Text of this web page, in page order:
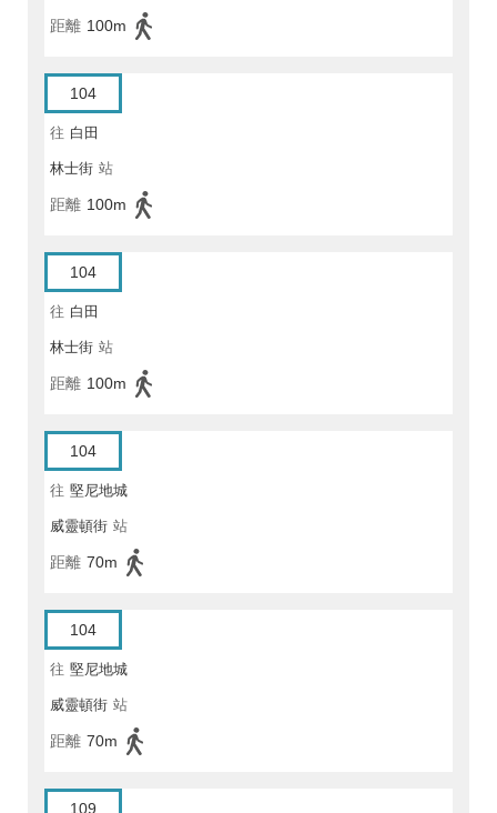
距離 100m
104
往 白田
林士街 站
距離 100m
104
往 白田
林士街 站
距離 100m
104
往 堅尼地城
威靈頓街 站
距離 70m
104
往 堅尼地城
威靈頓街 站
距離 70m
109